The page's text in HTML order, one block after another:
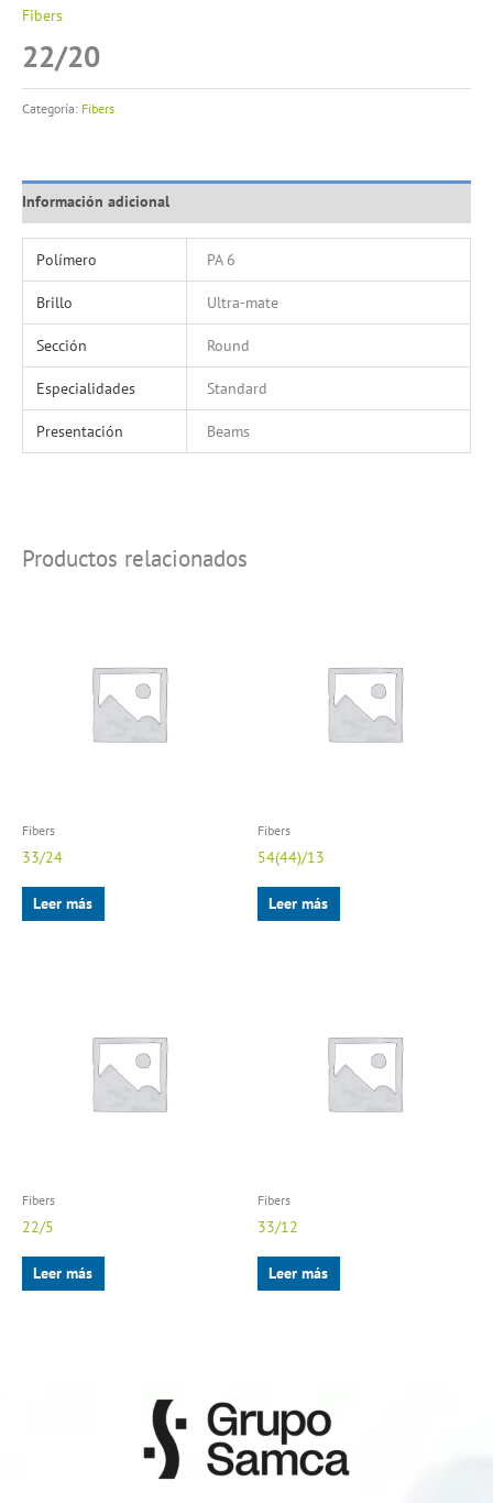
Fibers
22/20
Categoría: Fibers
Información adicional
Polímero PA 6
Brillo Ultra-mate
Sección Round
Especialidades Standard
Presentación Beams
Productos relacionados
Fibers
33/24
Leer más
Fibers
54(44)/13
Leer más
Fibers
22/5
Leer más
Fibers
33/12
Leer más